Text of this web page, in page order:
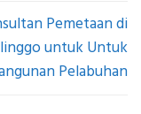
Pemetaan di
untuk Untuk
Pelabuhan